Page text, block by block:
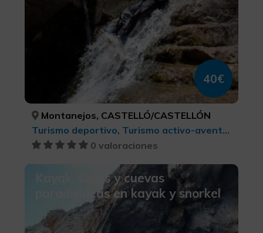
40€
Montanejos, CASTELLÓ/CASTELLÓN
Turismo deportivo, Turismo activo-aventura
0 valoraciones
Kayak. Calas y cuevas
paradisíacas en kayak y snorkel